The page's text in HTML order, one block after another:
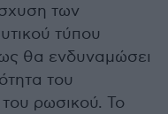
των
τύπου
θα ενδυναμώσει
του
ρωσικού. Το